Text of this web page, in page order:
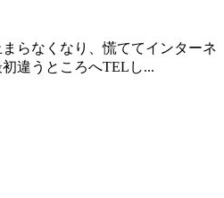
らなくなり、慌ててインターネ
違うところへTELし...